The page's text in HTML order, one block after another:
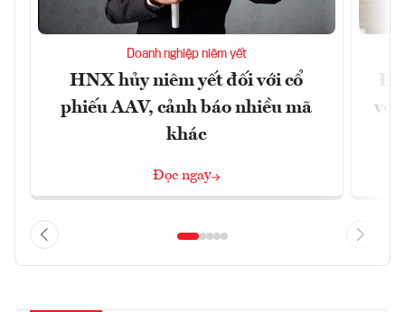
Doanh nghiệp niêm yết
HNX hủy niêm yết đối với cổ
phiếu AAV, cảnh báo nhiều mã
khác
Đọc ngay
Đề
với